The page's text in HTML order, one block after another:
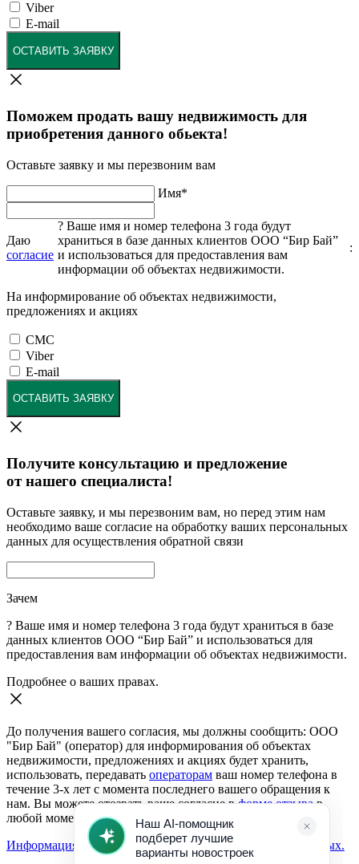
Viber
E-mail
ОСТАВИТЬ ЗАЯВКУ
Поможем продать вашу недвижимость для
приобретения данного обьекта!
Оставьте заявку и мы перезвоним вам
Имя*
Даю
согласие
? Ваше имя и номер телефона 3 года будут
храниться в базе данных клиентов ООО “Бир Бай”
и использоваться для предоставления вам
информации об объектах недвижимости.
:
На информирование об объектах недвижимости,
предложениях и акциях
СМС
Viber
E-mail
ОСТАВИТЬ ЗАЯВКУ
Получите консультацию и предложение
от нашего специалиста!
Оставьте заявку, и мы перезвоним вам, но перед этим нам
необходимо ваше согласие на обработку ваших персональных
данных для осуществления обратной связи
Зачем
? Ваше имя и номер телефона 3 года будут храниться в базе
данных клиентов ООО “Бир Бай” и использоваться для
предоставления вам информации об объектах недвижимости.
Подробнее о ваших правах.
До получения вашего согласия, мы должны сообщить: ООО
"Бир Бай" (оператор) для информирования об объектах
недвижимости, предложениях и акциях будет хранить,
использовать, передавать операторам ваш номер телефона в
течение 3-х лет с момента последнего вашего обращения к
нам. Вы можете отозвать ваше согласие вформе отзывав
любой момент.
Информация о согласии на обработку персональных данных.